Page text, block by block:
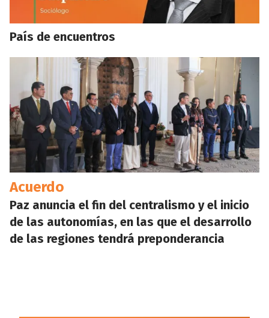
País de encuentros
Acuerdo
Paz anuncia el fin del centralismo y el inicio
de las autonomías, en las que el desarrollo
de las regiones tendrá preponderancia